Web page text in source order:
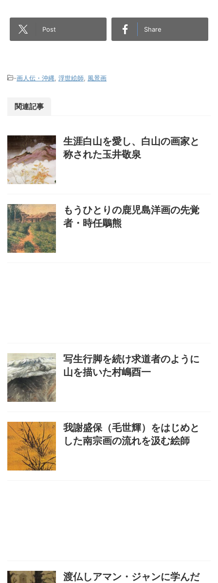
Post Share
-画人伝・沖縄 浮世絵師 風景画
関連記事
生涯白山を愛し、白山の画家と
称された玉井敬泉
もうひとりの鹿児島洋画の先覚
者・時任鵰熊
写生行脚を続け求道者のように
山を描いた村嶋酉一
我謝盛保（毛世輝）をはじめと
した南宗画の流れを汲む絵師
渡仏しアマン・ジャンに学んだ